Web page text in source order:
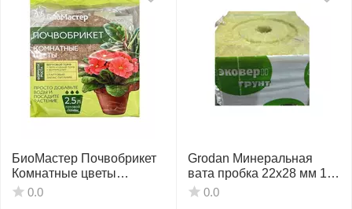
БиоМастер Почвобрикет
Комнатные цветы
круглый 2,5 л
0.0
Grodan Минеральная
вата пробка 22х28 мм 1
шт 0.0